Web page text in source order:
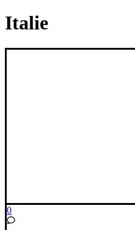
Italie
0